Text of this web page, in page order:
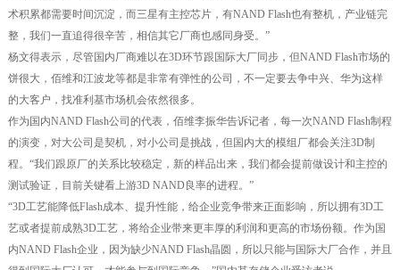
术积累都需要时间沉淀，而三星有主控芯片，有NAND Flash也有整机，产业链完
整，我们一直追得很辛苦，相信其它厂商也感同身受。”
杨文得表示，尽管国内厂商难以在3D环节跟国际大厂同步，但NAND Flash市场的
饼很大，佰维和江波龙等都是非常有弹性的公司，不一定要去争中兴、华为这样
的大客户，找准利基市场机会依然很多。
作为国内NAND Flash公司的代表，佰维李振华告诉记者，每一次NAND Flash制程
的演变，对大公司是契机，对小公司是挑战，但国内大的模组厂都会关注3D制
程。“我们跟原厂的关系比较稳定，新的样品出来，我们都会提前做设计和主控的
测试验证，目前关键看上游3D NAND良率的进程。”
“3D工艺能降低Flash成本、提升性能，给企业竞争带来正面影响，所以拥有3D工
艺或者提前成熟3D工艺，将给企业带来更丰厚的利润和更高的市场份额。作为国
内NAND Flash企业，因为缺少NAND Flash晶圆，所以只能与国际大厂合作，并且